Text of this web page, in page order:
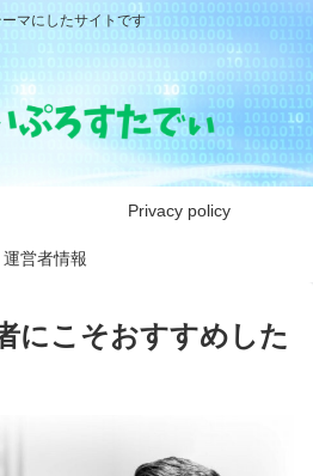
マにしたサイトです
Privacy policy
運営者情報
にこそおすすめした